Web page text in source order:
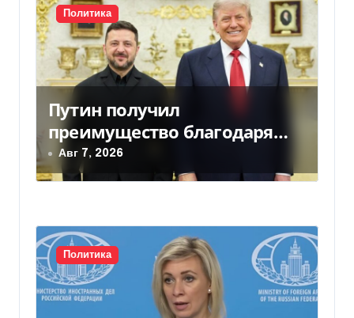
я
п
о
з
а
п
с
я
м
Политика
Путин получил
преимущество благодаря
действиям США
Авг 7, 2026
Политика